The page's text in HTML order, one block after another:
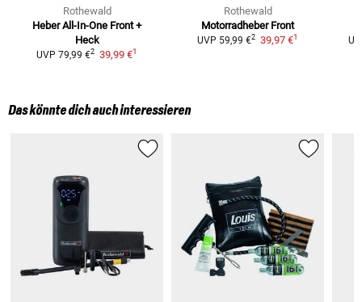
Rothewald
Heber All-In-One Front +
Heck
UVP 79,99 €2 39,99 €1
Rothewald
Motorradheber Front
UVP 59,99 €2 39,97 €1
Das könnte dich auch interessieren